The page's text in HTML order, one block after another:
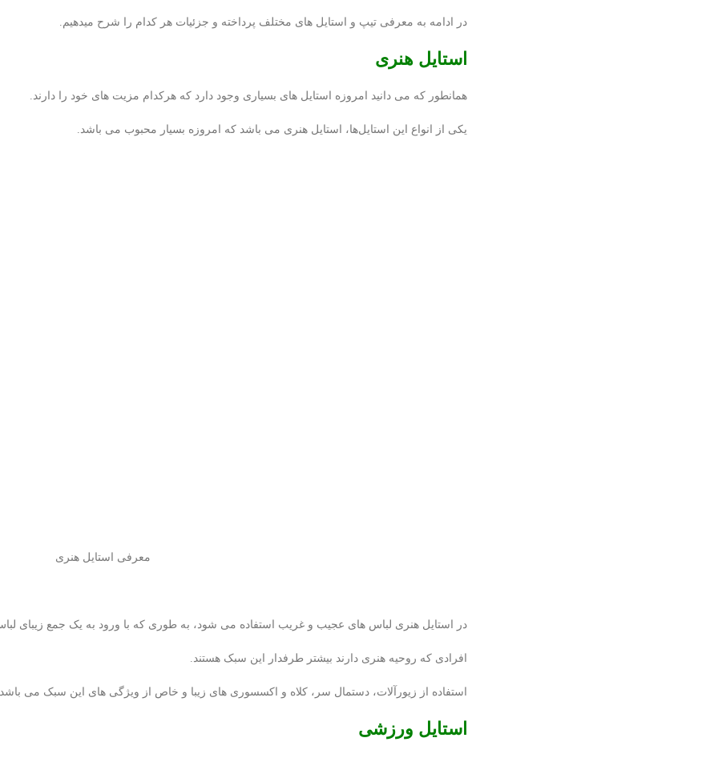
در ادامه به معرفی تیپ و استایل های مختلف پرداخته و جزئیات هر کدام را شرح میدهیم.
استایل هنری
همانطور که می دانید امروزه استایل های بسیاری وجود دارد که هرکدام مزیت های خود را دارند.
یکی از انواع این استایل‌ها، استایل هنری می باشد که امروزه بسیار محبوب می باشد.
معرفی استایل هنری
در استایل هنری لباس های عجیب و غریب استفاده می شود، به طوری که با ورود به یک جمع زیبای
افرادی که روحیه هنری دارند بیشتر طرفدار این سبک هستند.
استفاده از زیورآلات، دستمال سر، کلاه و اکسسوری های زیبا و خاص از ویژگی های این سبک می باشد.
استایل ورزشی